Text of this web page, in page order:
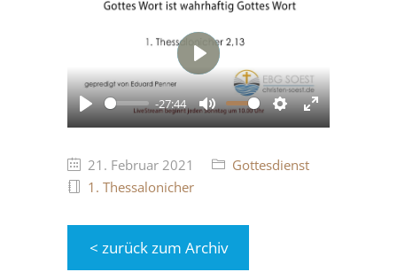
Play
-27:44
Mute Settings
Enter
Play
21. Februar 2021
Gottesdienst
1. Thessalonicher
< zurück zum Archiv